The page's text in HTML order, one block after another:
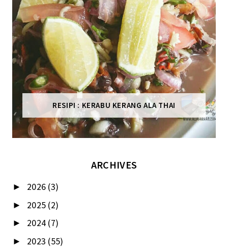
RESIPI : KERABU KERANG ALA THAI
ARCHIVES
► 2026 (3)
► 2025 (2)
► 2024 (7)
► 2023 (55)